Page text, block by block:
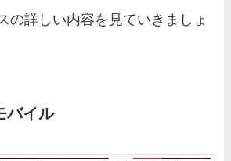
の詳しい内容を見ていきましょ
バイル